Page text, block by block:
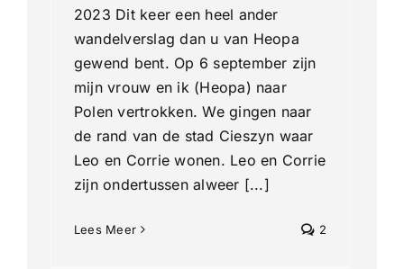
2023 Dit keer een heel ander
wandelverslag dan u van Heopa
gewend bent. Op 6 september zijn
mijn vrouw en ik (Heopa) naar
Polen vertrokken. We gingen naar
de rand van de stad Cieszyn waar
Leo en Corrie wonen. Leo en Corrie
zijn ondertussen alweer [...]
Lees Meer 2